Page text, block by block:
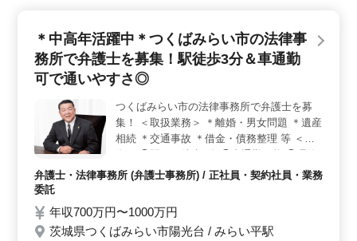
＊中高年活躍中＊つくばみらい市の法律事
務所で弁護士を募集！駅徒歩3分＆車通勤
可で通いやすさ◎
つくばみらい市の法律事務所で弁護士を募
集！ ＜取扱業務＞ ＊離婚・男女問題 ＊遺産
相続 ＊交通事故 ＊借金・債務整理 等 ＜特
日 未経験分野の案件も積極的にサポート◎
弁護士・法律事務所 (弁護士事務所) / 正社員・契約社員・業務
委託
年収700万円〜1000万円
茨城県つくばみらい市陽光台 / みらい平駅